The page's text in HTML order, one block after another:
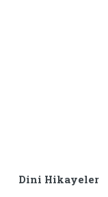
Dini Hikayeler